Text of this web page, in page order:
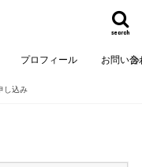
search
プロフィール お問い合
し込み